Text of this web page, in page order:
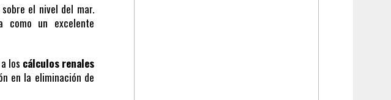
el nivel del mar.
como un excelente
los cálculos renales
en la eliminación de